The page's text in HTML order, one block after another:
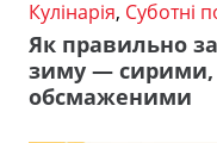
Кулінарія, Суботні
Як правильно
зиму — сирими,
обсмаженими